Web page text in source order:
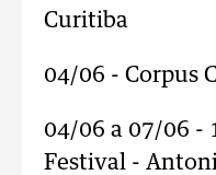
Curitiba
04/06 - Corpus
04/06 a 07/06 -
Festival -